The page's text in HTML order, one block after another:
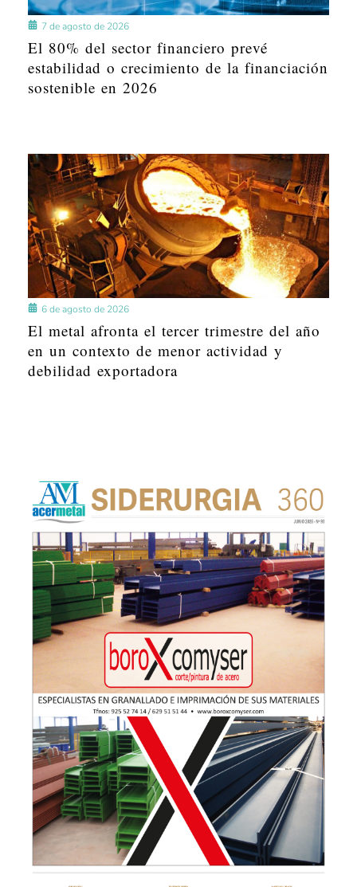
7 de agosto de 2026
El 80% del sector financiero prevé
estabilidad o crecimiento de la financiación
sostenible en 2026
6 de agosto de 2026
El metal afronta el tercer trimestre del año
en un contexto de menor actividad y
debilidad exportadora